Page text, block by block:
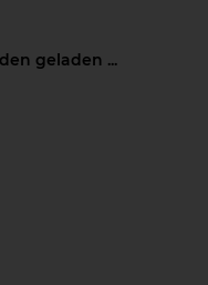
geladen ...